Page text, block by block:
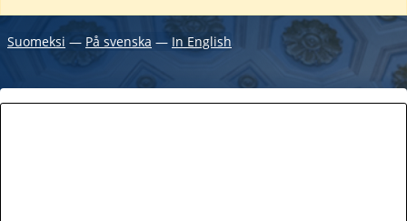
Suomeksi ― På svenska ― In English